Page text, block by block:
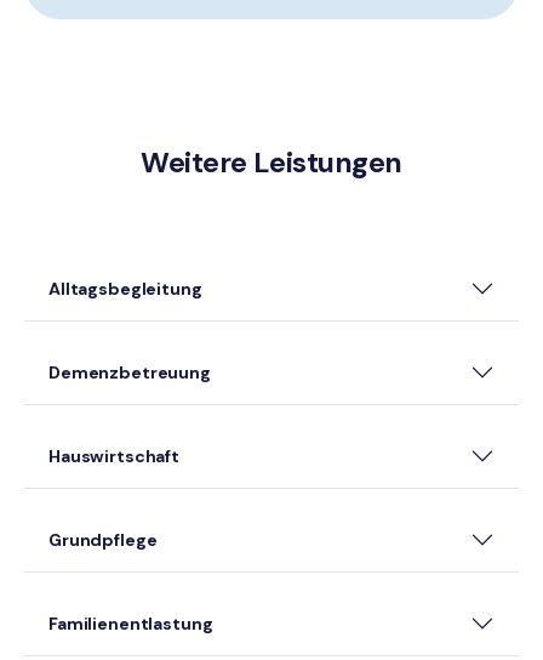
Weitere Leistungen
Alltagsbegleitung
Demenzbetreuung
Hauswirtschaft
Grundpflege
Familienentlastung